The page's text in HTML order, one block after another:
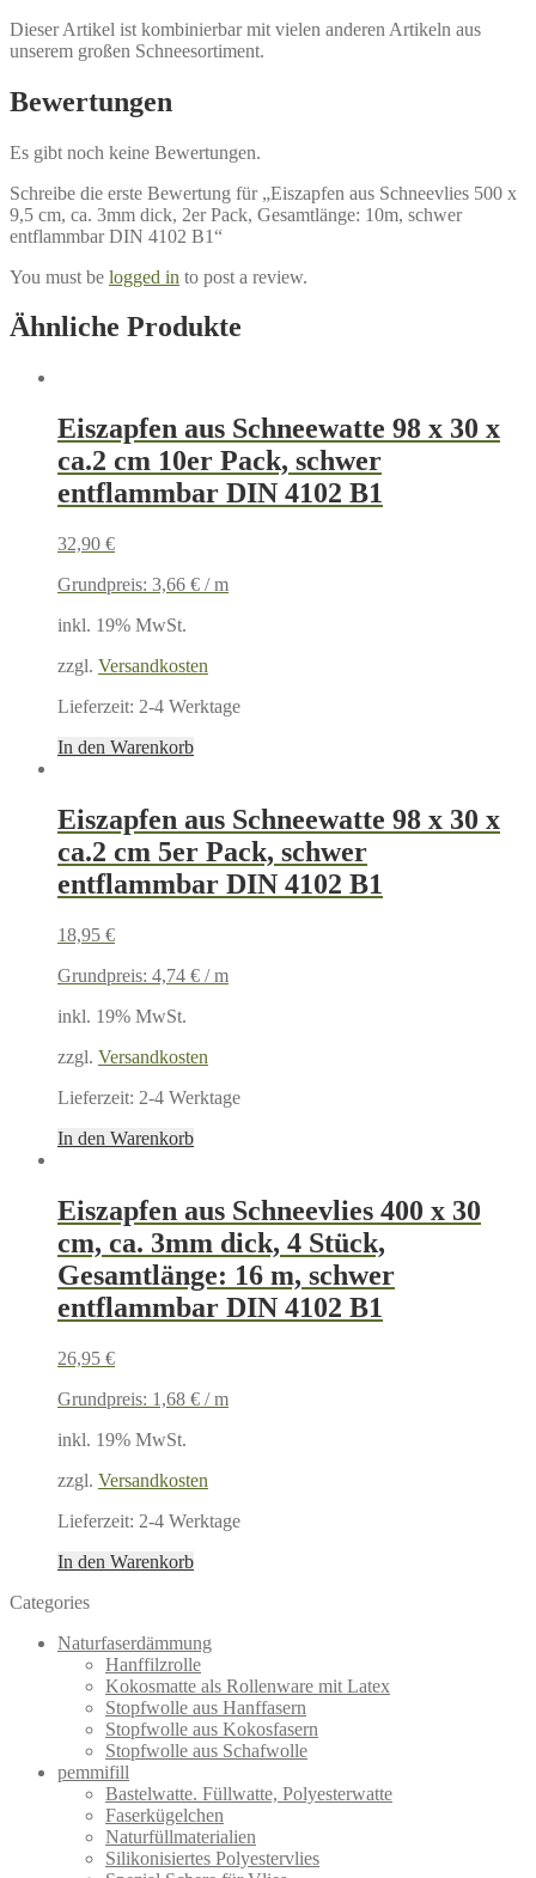
Dieser Artikel ist kombinierbar mit vielen anderen Artikeln aus
unserem großen Schneesortiment.
Bewertungen
Es gibt noch keine Bewertungen.
Schreibe die erste Bewertung für „Eiszapfen aus Schneevlies 500 x
9,5 cm, ca. 3mm dick, 2er Pack, Gesamtlänge: 10m, schwer
entflammbar DIN 4102 B1“
You must be logged in to post a review.
Ähnliche Produkte
Eiszapfen aus Schneewatte 98 x 30 x
ca.2 cm 10er Pack, schwer
entflammbar DIN 4102 B1
32,90 €
Grundpreis: 3,66 € /m
inkl. 19% MwSt.
zzgl. Versandkosten
Lieferzeit: 2-4 Werktage
In den Warenkorb
Eiszapfen aus Schneewatte 98 x 30 x
ca.2 cm 5er Pack, schwer
entflammbar DIN 4102 B1
18,95 €
Grundpreis: 4,74 € /m
inkl. 19% MwSt.
zzgl. Versandkosten
Lieferzeit: 2-4 Werktage
In den Warenkorb
Eiszapfen aus Schneevlies 400 x 30
cm, ca. 3mm dick, 4 Stück,
Gesamtlänge: 16 m, schwer
entflammbar DIN 4102 B1
26,95 €
Grundpreis: 1,68 € /m
inkl. 19% MwSt.
zzgl. Versandkosten
Lieferzeit: 2-4 Werktage
In den Warenkorb
Categories
Naturfaserdämmung
Hanffilzrolle
Kokosmatte als Rollenware mit Latex
Stopfwolle aus Hanffasern
Stopfwolle aus Kokosfasern
Stopfwolle aus Schafwolle
pemmifill
Bastelwatte. Füllwatte, Polyesterwatte
Faserkügelchen
Naturfüllmaterialien
Silikonisiertes Polyestervlies